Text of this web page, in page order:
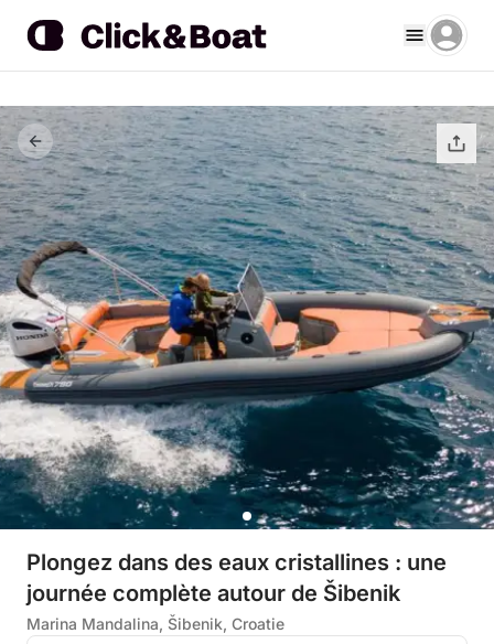
Plongez dans des eaux cristallines : une
journée complète autour de Šibenik
Marina Mandalina, Šibenik, Croatie